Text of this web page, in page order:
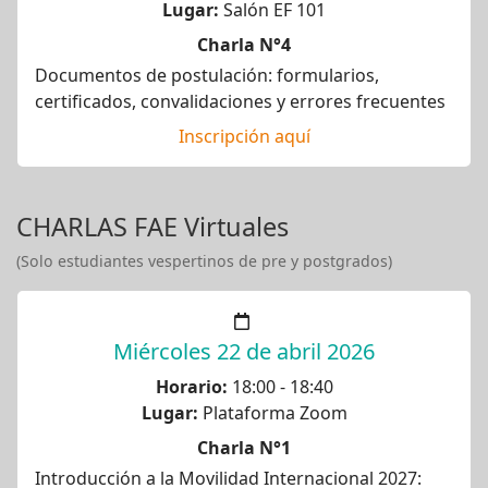
Lugar: Salón EF 101
Charla N°4
Documentos de postulación: formularios,
certificados, convalidaciones y errores frecuentes
Inscripción aquí
CHARLAS FAE Virtuales
(Solo estudiantes vespertinos de pre y postgrados)
Miércoles 22 de abril 2026
Horario: 18:00 - 18:40
Lugar: Plataforma Zoom
Charla N°1
Introducción a la Movilidad Internacional 2027: